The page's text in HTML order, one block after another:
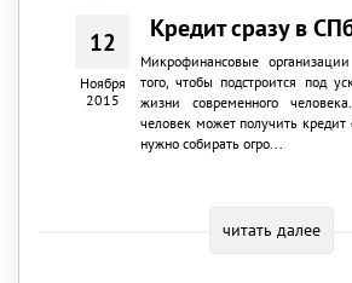
12
Ноября
2015
Кредит сразу в
Микрофинансовые
того, чтобы подстроится под
жизни современного
человек может получить кредит
нужно собирать огро...
читать далее